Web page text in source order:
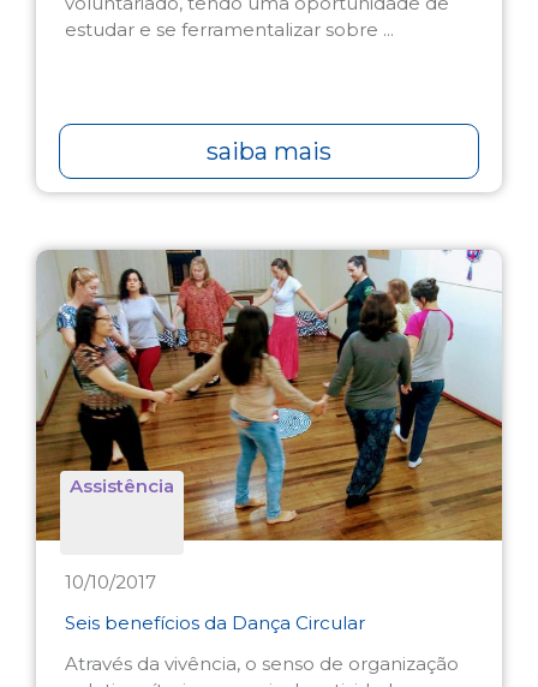
estudar e se ferramentalizar sobre ...
saiba mais
Assistência
10/10/2017
Seis benefícios da Dança Circular
Através da vivência, o senso de organização